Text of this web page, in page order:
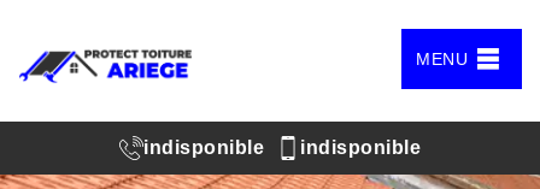
MENU
indisponible indisponible